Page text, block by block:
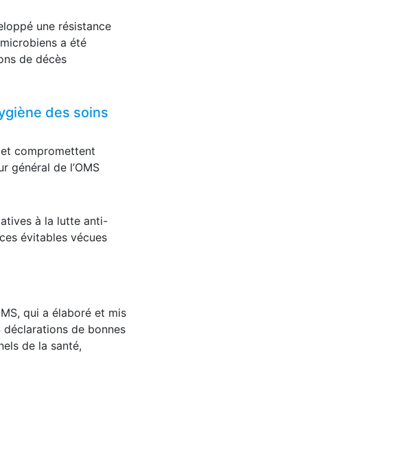
une résistance
a été
de décès
des soins
compromettent
général de l’OMS
à la lutte anti-
évitables vécues
qui a élaboré et mis
de bonnes
de la santé,